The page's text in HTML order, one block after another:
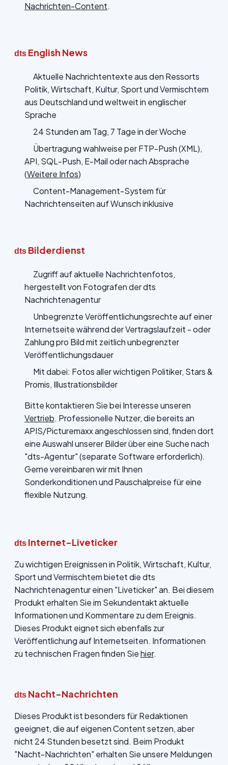
Nachrichten-Content.
dts English News
Aktuelle Nachrichtentexte aus den Ressorts
Politik, Wirtschaft, Kultur, Sport und Vermischtem
aus Deutschland und weltweit in englischer
Sprache
24 Stunden am Tag, 7 Tage in der Woche
Übertragung wahlweise per FTP-Push (XML),
API, SQL-Push, E-Mail oder nach Absprache
(Weitere Infos)
Content-Management-System für
Nachrichtenseiten auf Wunsch inklusive
dts Bilderdienst
Zugriff auf aktuelle Nachrichtenfotos,
hergestellt von Fotografen der dts
Nachrichtenagentur
Unbegrenzte Veröffentlichungsrechte auf einer
Internetseite während der Vertragslaufzeit - oder
Zahlung pro Bild mit zeitlich unbegrenzter
Veröffentlichungsdauer
Mit dabei: Fotos aller wichtigen Politiker, Stars &
Promis, Illustrationsbilder
Bitte kontaktieren Sie bei Interesse unseren
Vertrieb. Professionelle Nutzer, die bereits an
APIS/Picturemaxx angeschlossen sind, finden dort
eine Auswahl unserer Bilder über eine Suche nach
"dts-Agentur" (separate Software erforderlich).
Gerne vereinbaren wir mit Ihnen
Sonderkonditionen und Pauschalpreise für eine
flexible Nutzung.
dts Internet-Liveticker
Zu wichtigen Ereignissen in Politik, Wirtschaft, Kultur,
Sport und Vermischtem bietet die dts
Nachrichtenagentur einen "Liveticker" an. Bei diesem
Produkt erhalten Sie im Sekundentakt aktuelle
Informationen und Kommentare zu dem Ereignis.
Dieses Produkt eignet sich ebenfalls zur
Veröffentlichung auf Internetseiten. Informationen
zu technischen Fragen finden Siehier.
dts Nacht-Nachrichten
Dieses Produkt ist besonders für Redaktionen
geeignet, die auf eigenen Content setzen, aber
nicht 24 Stunden besetzt sind. Beim Produkt
"Nacht-Nachrichten" erhalten Sie unsere Meldungen